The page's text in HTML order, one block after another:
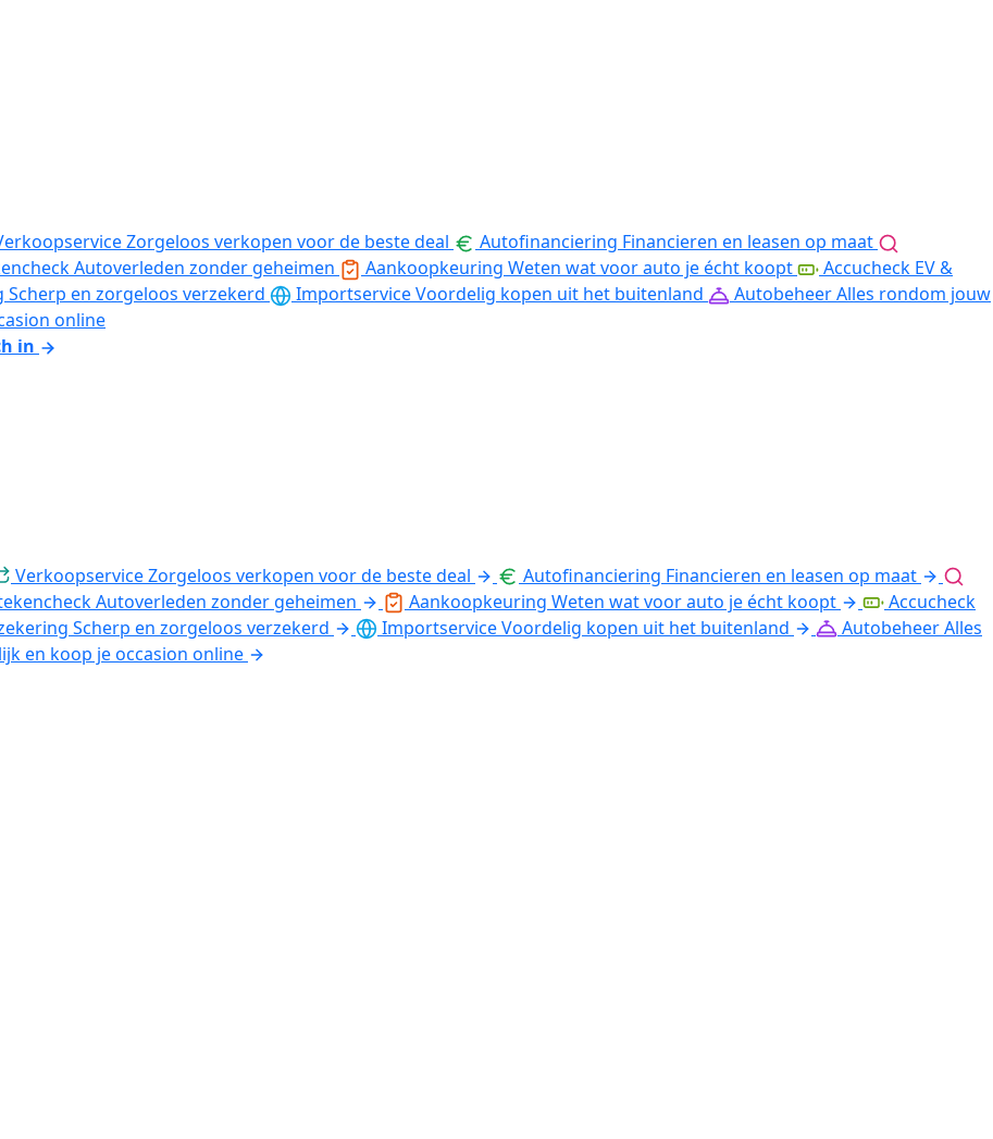
Zorgeloos verkopen voor de beste deal Autofinanciering Financieren en leasen op maat
Autoverleden zonder geheimen Aankoopkeuring Weten wat voor auto je écht koopt
Accucheck EV &
Scherp en zorgeloos verzekerd ImportserviceVoordelig kopen uit het buitenland AutobeheerAlles rondom jouw
online
in
VerkoopserviceZorgeloos verkopen voor de beste deal Autofinanciering Financieren en leasen op maat
Autoverleden zonder geheimen Aankoopkeuring Weten wat voor auto je écht koopt
Accucheck
Scherp en zorgeloos verzekerd ImportserviceVoordelig kopen uit het buitenland AutobeheerAlles
en koop je occasion online